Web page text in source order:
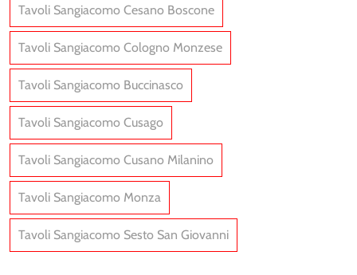
Tavoli Sangiacomo Cesano Boscone
Tavoli Sangiacomo Cologno Monzese
Tavoli Sangiacomo Buccinasco
Tavoli Sangiacomo Cusago
Tavoli Sangiacomo Cusano Milanino
Tavoli Sangiacomo Monza
Tavoli Sangiacomo Sesto San Giovanni